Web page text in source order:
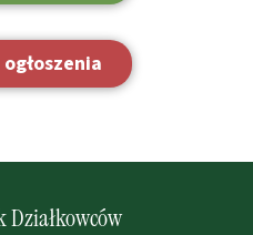
Działkowców